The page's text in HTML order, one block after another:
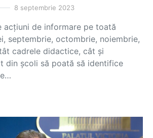
8 septembrie 2023
acțiuni de informare pe toată
septembrie, octombrie, noiembrie,
cadrele didactice, cât și
din școli să poată să identifice